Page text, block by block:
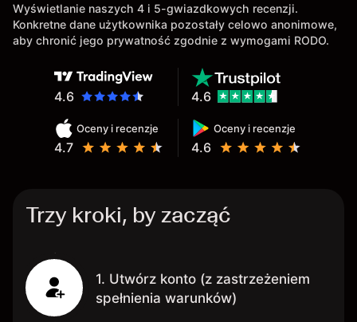
Wyświetlanie naszych 4 i 5-gwiazdkowych recenzji.
Konkretne dane użytkownika pozostały celowo anonimowe,
aby chronić jego prywatność zgodnie z wymogami RODO.
4.6
Oceny i recenzje
4.7
Oceny i recenzje
4.6
4.6
Trzy kroki, by zacząć
1. Utwórz konto (z zastrzeżeniem
spełnienia warunków)